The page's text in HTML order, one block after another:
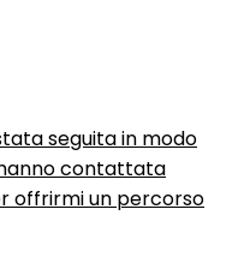
seguita in modo
contattata
offrirmi un percorso